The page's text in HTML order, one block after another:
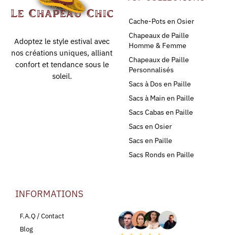
Adoptez le style estival avec
nos créations uniques, alliant
confort et tendance sous le
soleil.
Cache-Pots en Osier
Chapeaux de Paille
Homme & Femme
Chapeaux de Paille
Personnalisés
Sacs à Dos en Paille
Sacs à Main en Paille
Sacs Cabas en Paille
Sacs en Osier
Sacs en Paille
Sacs Ronds en Paille
INFORMATIONS
F.A.Q / Contact
Blog